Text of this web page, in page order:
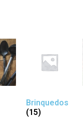
Brinquedos
(15)